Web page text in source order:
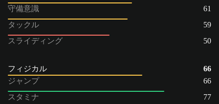
守備意識
61
タックル
59
スライディング
50
フィジカル
66
ジャンプ
66
スタミナ
77